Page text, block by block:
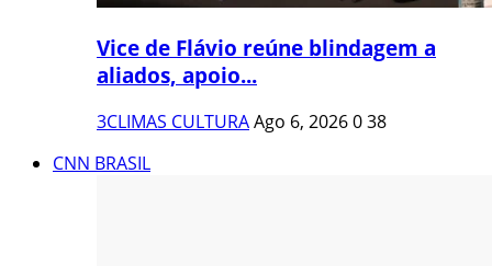
Vice de Flávio reúne blindagem a
aliados, apoio...
3CLIMAS CULTURAAgo 6, 2026038
CNN BRASIL